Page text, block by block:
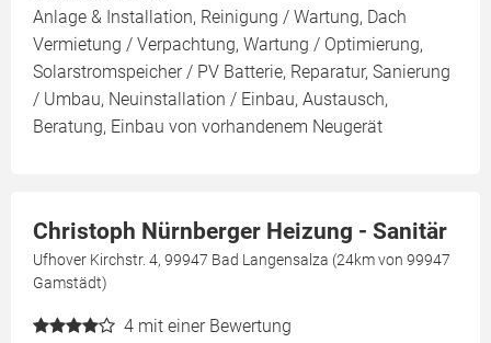
Anlage & Installation, Reinigung / Wartung, Dach
Vermietung / Verpachtung, Wartung / Optimierung,
Solarstromspeicher / PV Batterie, Reparatur, Sanierung
/ Umbau, Neuinstallation / Einbau, Austausch,
Beratung, Einbau von vorhandenem Neugerät
Christoph Nürnberger Heizung - Sanitär
Ufhover Kirchstr. 4, 99947 Bad Langensalza (24km von 99947
Gamstädt)
4 mit einer Bewertung